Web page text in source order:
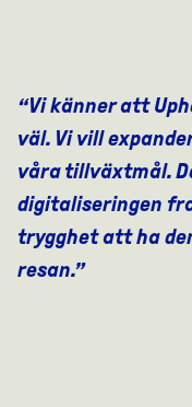
Vi känner att
väl. Vi vill
våra tillväxtmål.
digitaliseringen
trygghet att ha
resan.